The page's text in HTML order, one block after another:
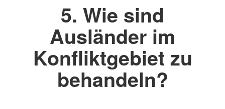
5. Wie sind
Ausländer im
Konfliktgebiet zu
behandeln?